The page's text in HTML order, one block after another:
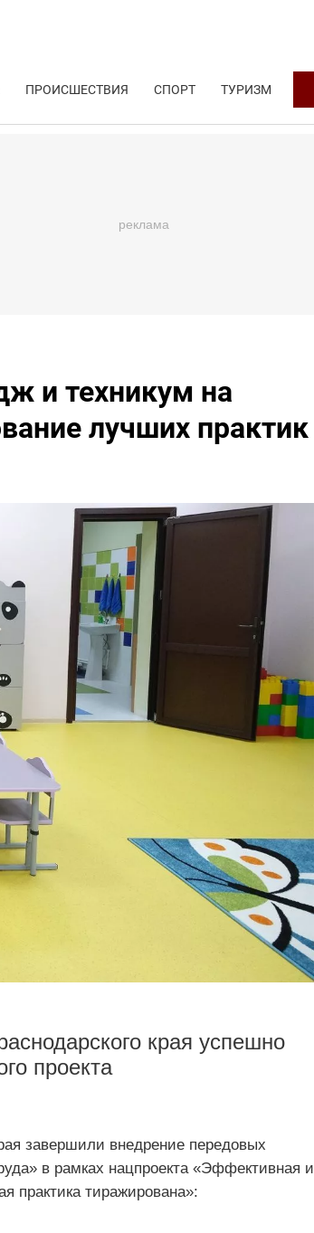
ПРОИСШЕСТВИЯ СПОРТ ТУРИЗМ
и техникум на
лучших практик
края успешно
проекта
завершили внедрение передовых
в рамках нацпроекта «Эффективная и
практика тиражирована»: